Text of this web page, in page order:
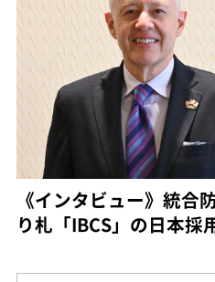
《インタビュー》統合
り札「IBCS」の日本採